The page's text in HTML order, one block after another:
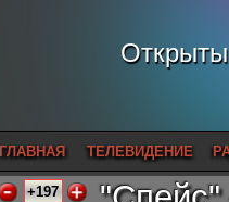
ГЛАВНАЯ ТЕЛЕВИДЕНИЕ
+197